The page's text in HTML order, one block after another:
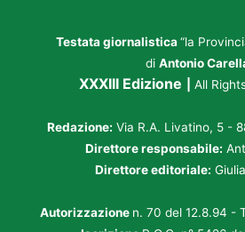
Testata giornalistica “la
di Antonio
XXXIII Edizione All
Redazione: Via R.A. Livatino, 5 -
Direttore responsabile:
Direttore editoriale:
Autorizzazione n. 70 del 12.8.94 -